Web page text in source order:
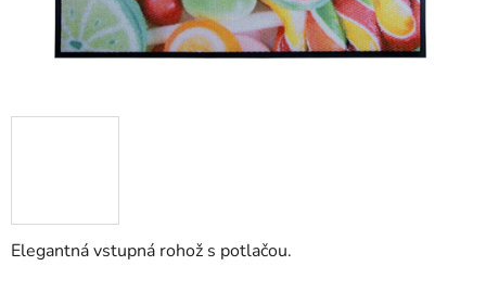
Elegantná vstupná rohož s potlačou.